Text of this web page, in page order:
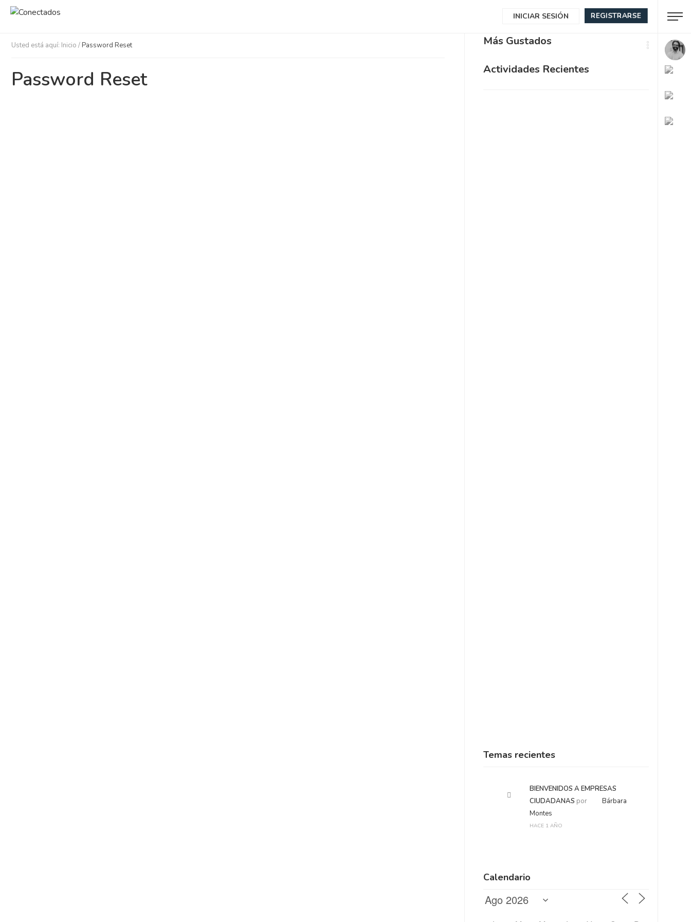
REGISTRARSE
INICIAR SESIÓN
Usted está aquí: Inicio /Password Reset
Password Reset
Más Gustados
Actividades Recientes
Temas recientes
BIENVENIDOS A EMPRESAS
CIUDADANASpor
Bárbara
Montes
HACE 1 AÑO
Calendario